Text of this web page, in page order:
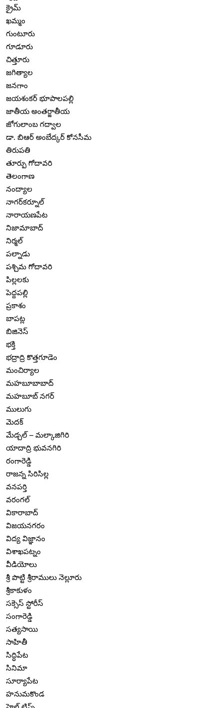
క్రైమ్
ఖమ్మం
గుంటూరు
గూడూరు
చిత్తూరు
జగిత్యాల
జనగాం
జయశంకర్ భూపాలపల్లి
జాతీయ అంతర్జాతీయ
జోగులాంబ గద్వాల
డా. బిఆర్ అంబేద్కర్ కోనసీమ
తిరుపతి
తూర్పు గోదావరి
తెలంగాణ
నంద్యాల
నాగర్‌కర్నూల్
నారాయణపేట
నిజామాబాద్
నిర్మల్
పల్నాడు
పశ్చిమ గోదావరి
పిల్లలకు
పెద్దపల్లి
ప్రకాశం
బాపట్ల
బిజినెస్
భక్తి
భద్రాద్రి కొత్తగూడెం
మంచిర్యాల
మహబూబాబాద్
మహబూబ్ నగర్
ములుగు
మెదక్
మేడ్చల్ – మల్కాజిగిరి
యాదాద్రి భువనగిరి
రంగారెడ్డి
రాజన్న సిరిసిల్ల
వనపర్తి
వరంగల్
వికారాబాద్
విజయనగరం
విద్య విజ్ఞానం
విశాఖపట్నం
వీడియోలు
శ్రీ పొట్టి శ్రీరాములు నెల్లూరు
శ్రీకాకుళం
సక్సెస్ స్టోరీస్
సంగారెడ్డి
సత్యసాయి
సాహితీ
సిద్ధిపేట
సినిమా
సూర్యాపేట
హనుమకొండ